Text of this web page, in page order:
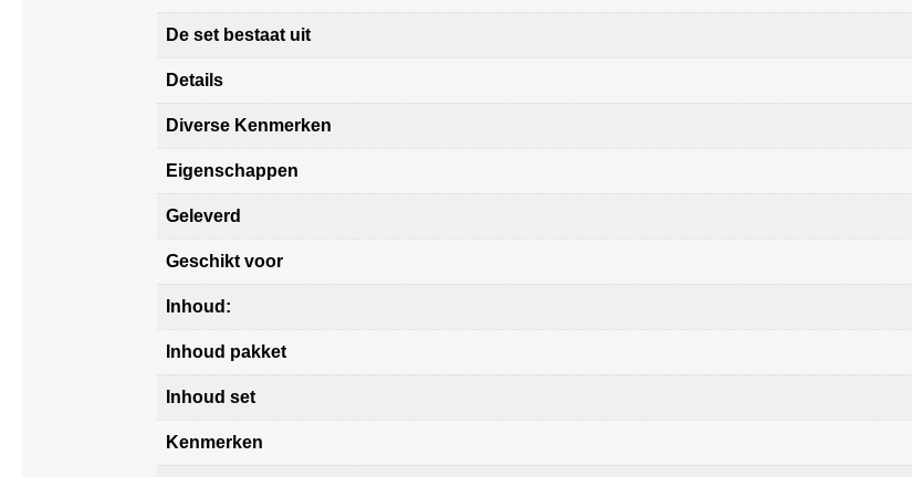
De set bestaat uit
Details
Diverse Kenmerken
Eigenschappen
Geleverd
Geschikt voor
Inhoud:
Inhoud pakket
Inhoud set
Kenmerken